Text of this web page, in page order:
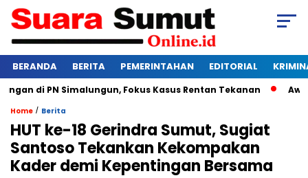
BERANDA BERITA PEMERINTAHAN EDITORIAL
di PN Simalungun, Fokus Kasus Rentan Tekanan Awas
Home / Berita
HUT ke-18 Gerindra Sumut, Sugiat
Santoso Tekankan Kekompakan
Kader demi Kepentingan Bersama